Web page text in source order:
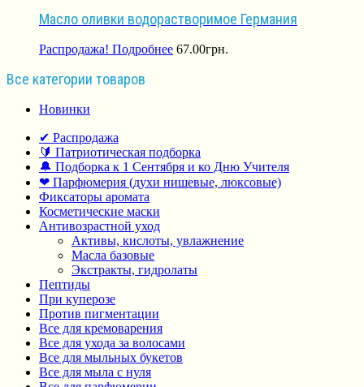
Масло оливки водорастворимое Германия
Распродажа! Подробнее 67.00грн.
Все категории товаров
Новинки
✔ Распродажа
🔰 Патриотическая подборка
🔔 Подборка к 1 Сентября и ко Дню Учителя
❤ Парфюмерия (духи нишевые, люксовые)
Фиксаторы аромата
Косметические маски
Антивозрастной уход
Активы, кислоты, увлажнение
Масла базовые
Экстракты, гидролаты
Пептиды
При куперозе
Против пигментации
Все для кремоварения
Все для ухода за волосами
Все для мыльных букетов
Все для мыла с нуля